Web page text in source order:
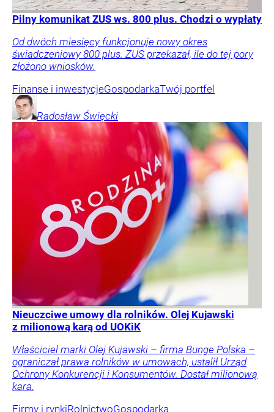
Pilny komunikat ZUS ws. 800 plus. Chodzi o wypłaty
Od dwóch miesięcy funkcjonuje nowy okres
świadczeniowy 800 plus. ZUS przekazał, ile do tej pory
złożono wniosków.
Finanse i inwestycjeGospodarkaTwój portfel
Radosław Święcki
Nieuczciwe umowy dla rolników. Olej Kujawski
z milionową karą od UOKiK
Właściciel marki Olej Kujawski – firma Bunge Polska –
ograniczał prawa rolników w umowach, ustalił Urząd
Ochrony Konkurencji i Konsumentów. Dostał milionową
kara.
Firmy i rynkiRolnictwoGospodarka